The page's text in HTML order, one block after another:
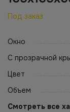
Под заказ
Окно
С прозрачной
Цвет
Объем
Смотреть все